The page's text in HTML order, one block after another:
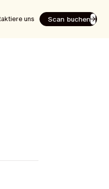
uns Scan buchen